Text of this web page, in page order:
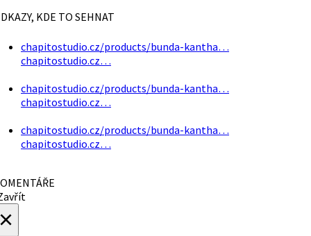
KDE TO SEHNAT
chapitostudio.cz/products/bunda-kantha…
chapitostudio.cz…
chapitostudio.cz/products/bunda-kantha…
chapitostudio.cz…
chapitostudio.cz/products/bunda-kantha…
chapitostudio.cz…